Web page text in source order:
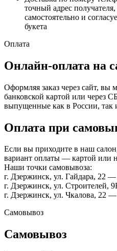
точный адрес
самостоятельно и
букета
Оплата
Онлайн-оплата на
Оформляя заказ через сайт, вы
банковской картой или через
выпущенные как в России, так
Оплата при
Если вы приходите в наш
вариант оплаты — картой или
Наши точки самовывоза:
г. Дзержинск, ул. Гайдара, 22 —
г. Дзержинск, ул. Строителей,
г. Дзержинск, ул. Чкалова, 22
Самовывоз
Самовывоз